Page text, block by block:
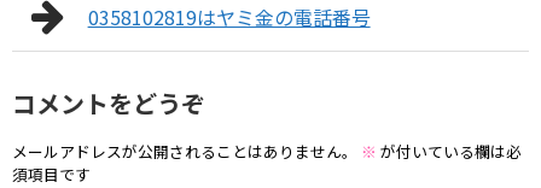
0358102819はヤミ金の電話番号
コメントをどうぞ
メールアドレスが公開されることはありません。 ※ が付いている欄は必
須項目です